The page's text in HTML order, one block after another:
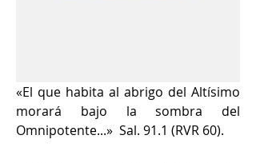
«El que habita al abrigo del Altísimo
morará bajo la sombra del
Omnipotente...»  Sal. 91.1 (RVR 60).